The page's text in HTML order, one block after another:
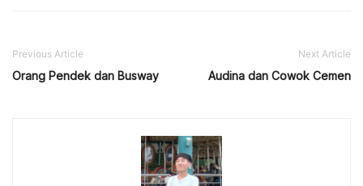
Previous Article
Orang Pendek dan Busway
Next Article
Audina dan Cowok Cemen